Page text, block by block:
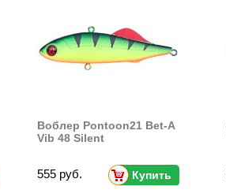
Воблер Pontoon21 Bet-A
Vib 48 Silent
555 руб. Купить